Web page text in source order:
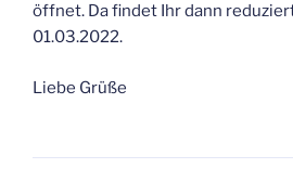
öffnet. Da findet Ihr dann
01.03.2022.
Liebe Grüße